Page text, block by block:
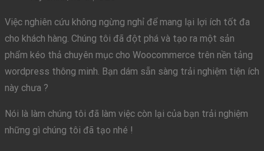
Việc nghiên cứu không ngừng nghỉ để mang lại lợi ích tốt đa
cho khách hàng. Chúng tôi đã đột phá và tạo ra một sản
phẩm kéo thả chuyên mục cho Woocommerce trên nền tảng
wordpress thông minh. Bạn dám sẵn sàng trải nghiệm tiện ích
này chưa ?
Nói là làm chúng tôi đã làm việc còn lại của bạn trải nghiệm
những gì chúng tôi đã tạo nhé !